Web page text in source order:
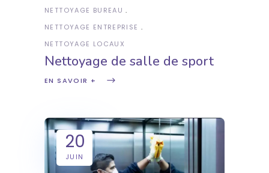
NETTOYAGE BUREAU
NETTOYAGE ENTREPRISE
NETTOYAGE LOCAUX
Nettoyage de salle de sport
EN SAVOIR +
20
JUIN